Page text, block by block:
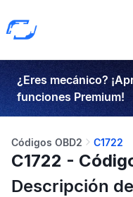
¿Eres mecánico?
funciones Premium!
Códigos OBD2 C1722
C1722 -
Descripción